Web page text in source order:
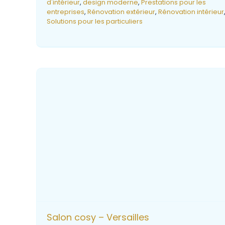
d'intérieur, design moderne, Prestations pour les
entreprises, Rénovation extérieur, Rénovation intérieur,
Solutions pour les particuliers
Salon cosy – Versailles